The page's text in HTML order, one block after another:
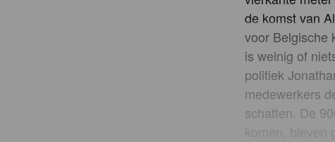
de komst van
voor Belgische
is weinig of
politiek
medewerkers
schatten. De
komen,